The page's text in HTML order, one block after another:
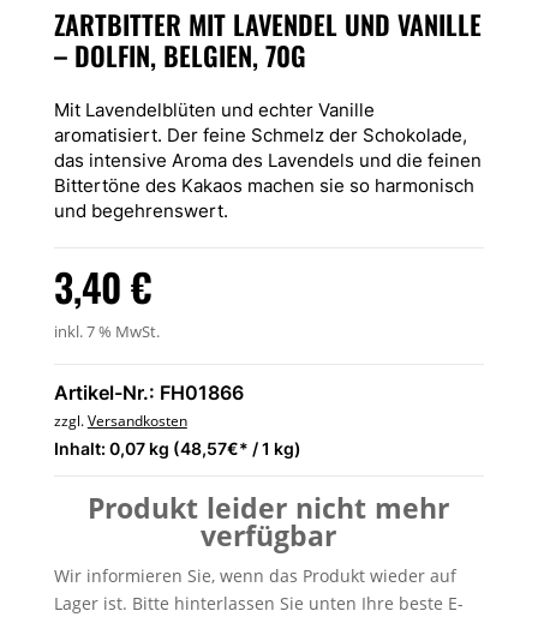
ZARTBITTER MIT LAVENDEL UND VANILLE
– DOLFIN, BELGIEN, 70G
Mit Lavendelblüten und echter Vanille
aromatisiert. Der feine Schmelz der Schokolade,
das intensive Aroma des Lavendels und die feinen
Bittertöne des Kakaos machen sie so harmonisch
und begehrenswert.
3,40€
inkl. 7 % MwSt.
Artikel-Nr.: FH01866
zzgl.Versandkosten
Inhalt: 0,07 kg (48,57€* / 1 kg)
Produkt leider nicht mehr
verfügbar
Wir informieren Sie, wenn das Produkt wieder auf
Lager ist. Bitte hinterlassen Sie unten Ihre beste E-